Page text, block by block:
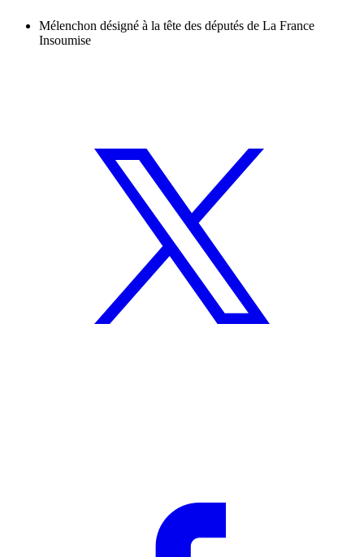
Mélenchon désigné à la tête des députés de La France
Insoumise